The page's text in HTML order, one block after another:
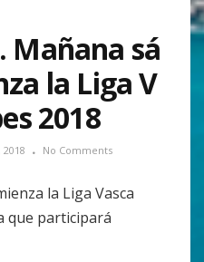
Mañana sá
la Liga V
2018
No Comments
la Liga Vasca
que participará